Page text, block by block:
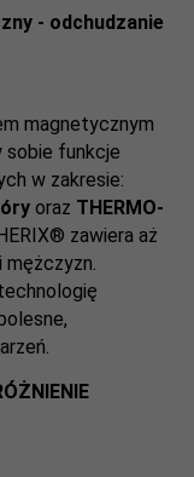
- odchudzanie
magnetycznym
sobie funkcje
w zakresie:
oraz THERMO-
zawiera aż